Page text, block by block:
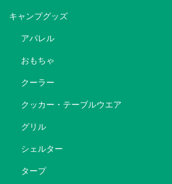
キャンプグッズ
アパレル
おもちゃ
クーラー
クッカー・テーブルウエア
グリル
シェルター
タープ